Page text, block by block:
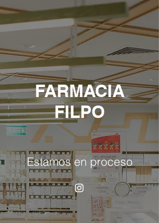
FARMACIA
FILPO
Estamos en proceso